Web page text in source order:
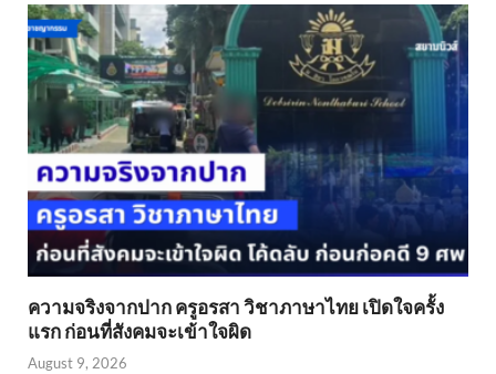
ความจริงจากปาก ครูอรสา วิชาภาษาไทย เปิดใจครั้ง
แรก ก่อนที่สังคมจะเข้าใจผิด
August 9, 2026